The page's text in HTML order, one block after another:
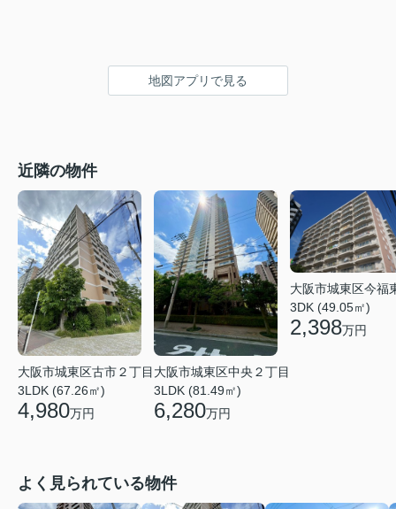
地図アプリで見る
近隣の物件
大阪市城東区古市２丁目
3LDK (67.26㎡)
4,980万円
大阪市城東区中央２丁目
3LDK (81.49㎡)
6,280万円
大阪市城東区今福
3DK (49.05㎡)
2,398万円
よく見られている物件